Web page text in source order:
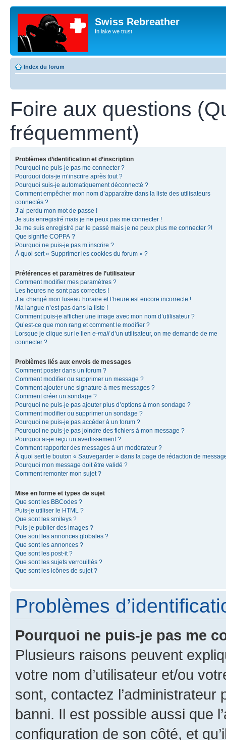
Swiss Rebreather
In lake we trust
Index du forum
Foire aux questions
fréquemment)
Problèmes d’identification et d’inscription
Pourquoi ne puis-je pas me connecter ?
Pourquoi dois-je m’inscrire après tout ?
Pourquoi suis-je automatiquement déconnecté ?
Comment empêcher mon nom d’apparaître dans la liste des utilisateurs
connectés ?
J’ai perdu mon mot de passe !
Je suis enregistré mais je ne peux pas me connecter !
Je me suis enregistré par le passé mais je ne peux plus me connecter ?!
Que signifie COPPA ?
Pourquoi ne puis-je pas m’inscrire ?
À quoi sert « Supprimer les cookies du forum » ?
Préférences et paramètres de l’utilisateur
Comment modifier mes paramètres ?
Les heures ne sont pas correctes !
J’ai changé mon fuseau horaire et l’heure est encore incorrecte !
Ma langue n’est pas dans la liste !
Comment puis-je afficher une image avec mon nom d’utilisateur ?
Qu’est-ce que mon rang et comment le modifier ?
Lorsque je clique sur le lien e-mail d’un utilisateur, on me demande de me
connecter ?
Problèmes liés aux envois de messages
Comment poster dans un forum ?
Comment modifier ou supprimer un message ?
Comment ajouter une signature à mes messages ?
Comment créer un sondage ?
Pourquoi ne puis-je pas ajouter plus d’options à mon sondage ?
Comment modifier ou supprimer un sondage ?
Pourquoi ne puis-je pas accéder à un forum ?
Pourquoi ne puis-je pas joindre des fichiers à mon message ?
Pourquoi ai-je reçu un avertissement ?
Comment rapporter des messages à un modérateur ?
À quoi sert le bouton « Sauvegarder » dans la page de rédaction de
Pourquoi mon message doit être validé ?
Comment remonter mon sujet ?
Mise en forme et types de sujet
Que sont les BBCodes ?
Puis-je utiliser le HTML ?
Que sont les smileys ?
Puis-je publier des images ?
Que sont les annonces globales ?
Que sont les annonces ?
Que sont les post-it ?
Que sont les sujets verrouillés ?
Que sont les icônes de sujet ?
Problèmes
Pourquoi ne puis-je pas me
Plusieurs raisons peuvent
votre nom d’utilisateur et/ou
sont, contactez l’administrateur
banni. Il est possible aussi que
configuration de son côté, et